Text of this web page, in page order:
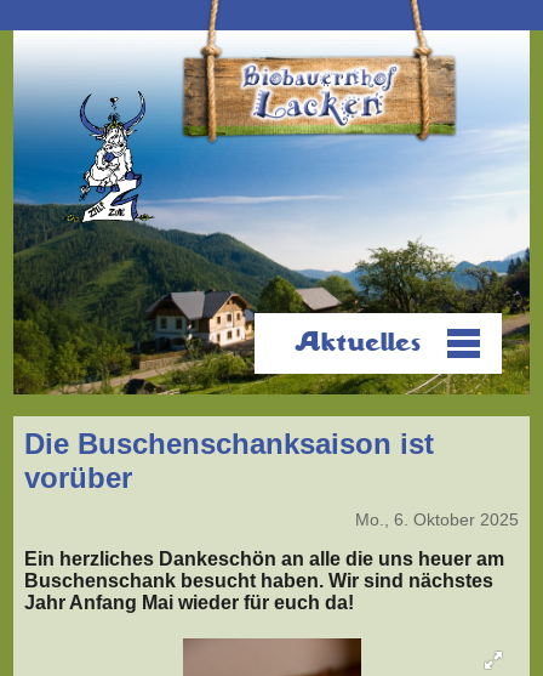
Aktuelles
Die Buschenschanksaison ist
vorüber
Mo., 6. Oktober 2025
Ein herzliches Dankeschön an alle die uns heuer am
Buschenschank besucht haben. Wir sind nächstes
Jahr Anfang Mai wieder für euch da!